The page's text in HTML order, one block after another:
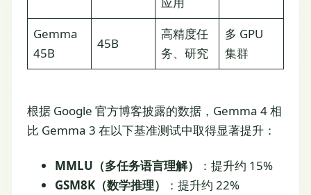
Gemma
45B
45B
高精度任
务、研究
多 GPU
集群
根据 Google 官方博客披露的数据，Gemma 4 相
比 Gemma 3 在以下基准测试中取得显著提升：
MMLU（多任务语言理解）
：提升约 15%
GSM8K（数学推理）
：提升约 22%